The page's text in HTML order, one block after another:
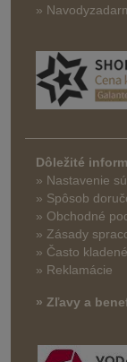
»
Dôležité
» Nastavenie
» Spôsob
» Obchodné
» Zásady
» Často
» Reklamácie
» Zľavy a